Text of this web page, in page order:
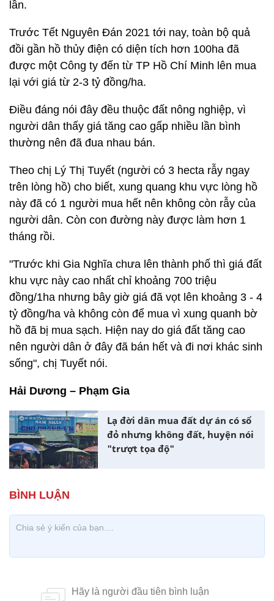
lần.
Trước Tết Nguyên Đán 2021 tới nay, toàn bộ quả
đồi gần hồ thủy điện có diện tích hơn 100ha đã
được một Công ty đến từ TP Hồ Chí Minh lên mua
lại với giá từ 2-3 tỷ đồng/ha.
Điều đáng nói đây đều thuộc đất nông nghiệp, vì
người dân thấy giá tăng cao gấp nhiều lần bình
thường nên đã đua nhau bán.
Theo chị Lý Thị Tuyết (người có 3 hecta rẫy ngay
trên lòng hồ) cho biết, xung quang khu vực lòng hồ
này đã có 1 người mua hết nên không còn rẫy của
người dân. Còn con đường này được làm hơn 1
tháng rồi.
"Trước khi Gia Nghĩa chưa lên thành phố thì giá đất
khu vực này cao nhất chỉ khoảng 700 triệu
đồng/1ha nhưng bây giờ giá đã vọt lên khoảng 3 - 4
tỷ đồng/ha và không còn để mua vì xung quanh bờ
hồ đã bị mua sạch. Hiện nay do giá đất tăng cao
nên người dân ở đây đã bán hết và đi nơi khác sinh
sống", chị Tuyết nói.
Hải Dương – Phạm Gia
Lạ đời dân mua đất dự án có sổ
đỏ nhưng không đất, huyện nói
"trượt tọa độ"